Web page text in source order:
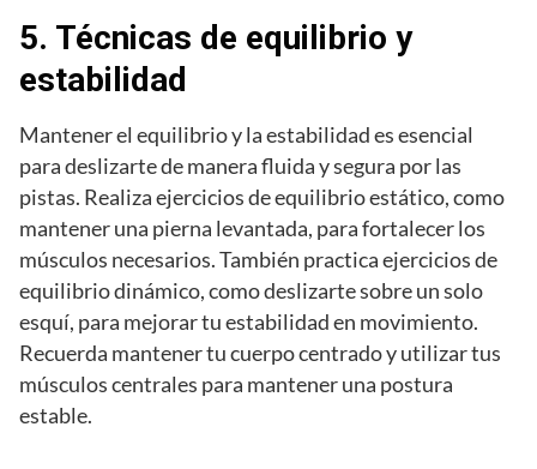
5. Técnicas de equilibrio y
estabilidad
Mantener el equilibrio y la estabilidad es esencial
para deslizarte de manera fluida y segura por las
pistas. Realiza ejercicios de equilibrio estático, como
mantener una pierna levantada, para fortalecer los
músculos necesarios. También practica ejercicios de
equilibrio dinámico, como deslizarte sobre un solo
esquí, para mejorar tu estabilidad en movimiento.
Recuerda mantener tu cuerpo centrado y utilizar tus
músculos centrales para mantener una postura
estable.